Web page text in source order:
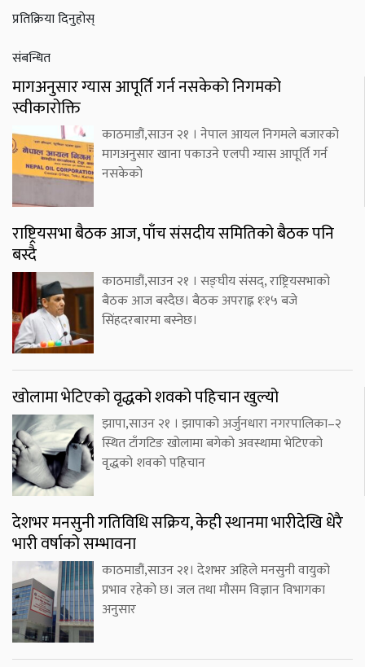
प्रतिक्रिया दिनुहोस्
संबन्धित
मागअनुसार ग्यास आपूर्ति गर्न नसकेको निगमको
स्वीकारोक्ति
काठमाडौं,साउन २१ । नेपाल आयल निगमले बजारको
मागअनुसार खाना पकाउने एलपी ग्यास आपूर्ति गर्न
नसकेको
राष्ट्रियसभा बैठक आज, पाँच संसदीय समितिको बैठक पनि
बस्दै
काठमाडौं,साउन २१ । सङ्घीय संसद्, राष्ट्रियसभाको
बैठक आज बस्दैछ। बैठक अपराह्न १ः१५ बजे
सिंहदरबारमा बस्नेछ।
खोलामा भेटिएको वृद्धको शवको पहिचान खुल्यो
झापा,साउन २१ । झापाको अर्जुनधारा नगरपालिका–२
स्थित टाँगटिङ खोलामा बगेको अवस्थामा भेटिएको
वृद्धको शवको पहिचान
देशभर मनसुनी गतिविधि सक्रिय, केही स्थानमा भारीदेखि धेरै
भारी वर्षाको सम्भावना
काठमाडौं,साउन २१। देशभर अहिले मनसुनी वायुको
प्रभाव रहेको छ। जल तथा मौसम विज्ञान विभागका
अनुसार